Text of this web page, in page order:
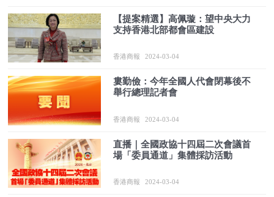
【提案精選】高佩璇：望中央大力
支持香港北部都會區建設
香港商報 2024-03-04
婁勤儉：今年全國人代會閉幕後不
舉行總理記者會
香港商報 2024-03-04
直播｜全國政協十四屆二次會議首
場「委員通道」集體採訪活動
香港商報 2024-03-04